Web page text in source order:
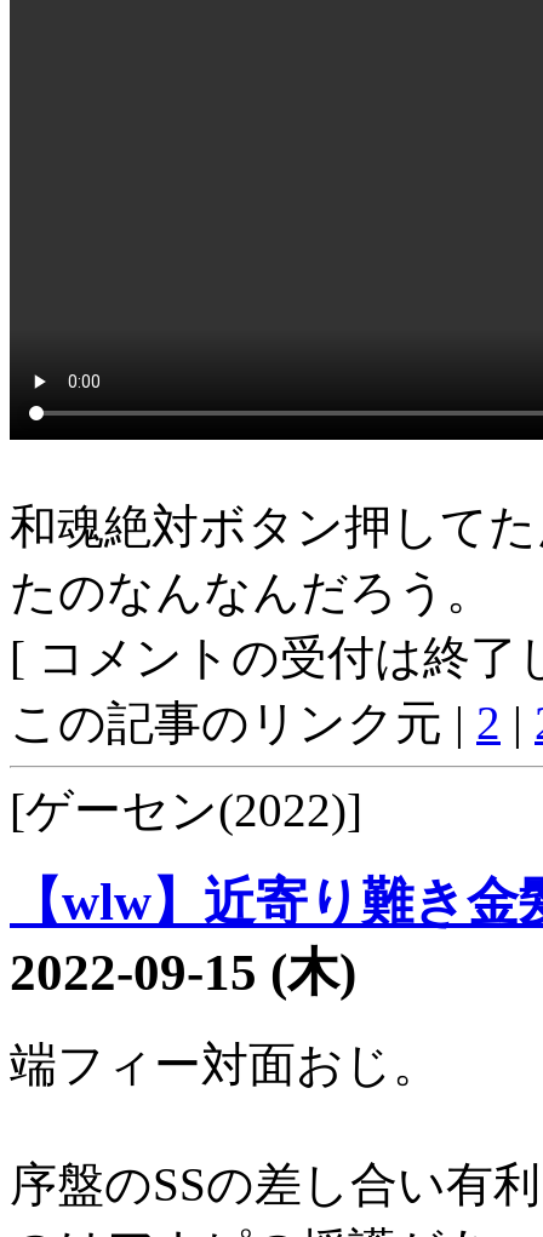
和魂絶対ボタン押して
たのなんなんだろう。
[ コメントの受付は終了
この記事のリンク元 | 2 |
[ゲーセン(2022)]
【wlw】近寄り難き
2022-09-15 (木)
端フィー対面おじ。
序盤のSSの差し合い有